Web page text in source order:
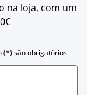
na loja, com um
(*) são obrigatórios